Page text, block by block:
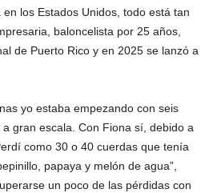
los Estados Unidos, todo está tan
baloncelista por 25 años,
de Puerto Rico y en 2025 se lanzó a
yo estaba empezando con seis
gran escala. Con Fiona sí, debido a
como 30 o 40 cuerdas que tenía
papaya y melón de agua”,
un poco de las pérdidas con